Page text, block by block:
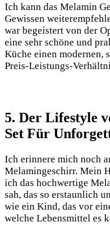
Ich kann das Melamin
Gewissen
war begeistert ⁣von der
eine sehr schöne und
Küche einen⁤ modernen,
Preis-Leistungs-
5. ‌Der Lifestyle
Set Für
Ich⁤ erinnere mich noch
⁢Melamingeschirr. Mein
ich das hochwertige
sah, das so erstaunlich
wie ein Kind, das vor‌
welche ‌Lebensmittel es